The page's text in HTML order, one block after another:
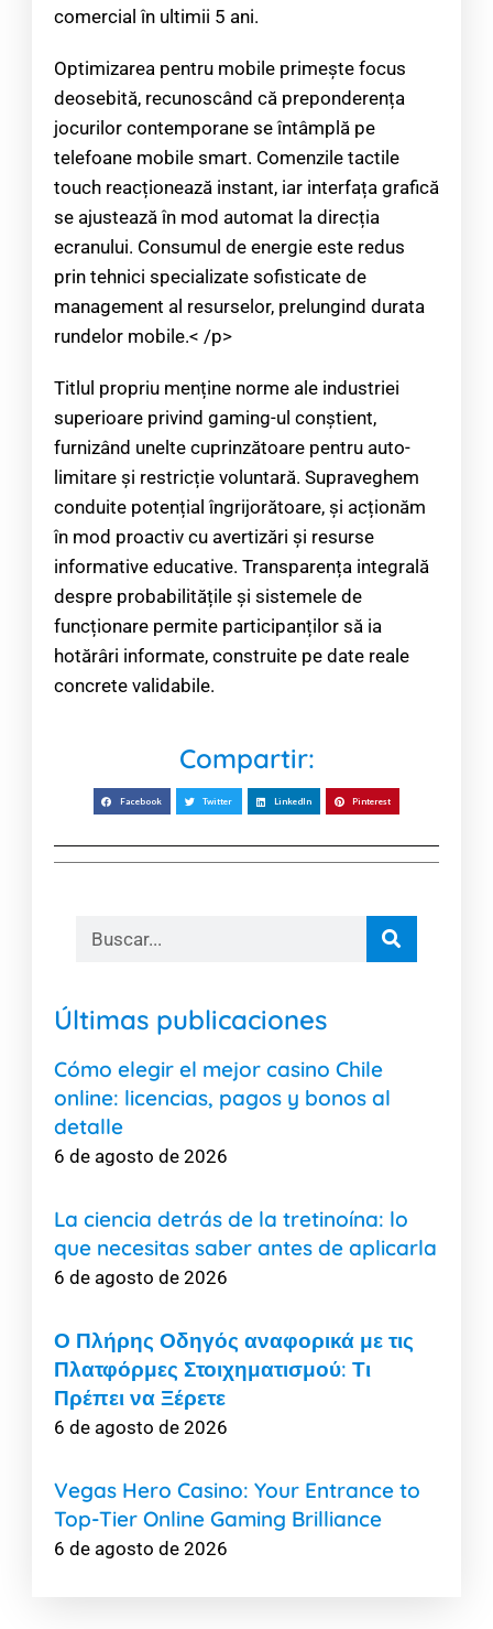
comercial în ultimii 5 ani.
Optimizarea pentru mobile primește focus
deosebită, recunoscând că preponderența
jocurilor contemporane se întâmplă pe
telefoane mobile smart. Comenzile tactile
touch reacționează instant, iar interfața grafică
se ajustează în mod automat la direcția
ecranului. Consumul de energie este redus
prin tehnici specializate sofisticate de
management al resurselor, prelungind durata
rundelor mobile.< /p>
Titlul propriu menține norme ale industriei
superioare privind gaming-ul conștient,
furnizând unelte cuprinzătoare pentru auto-
limitare și restricție voluntară. Supraveghem
conduite potențial îngrijorătoare, și acționăm
în mod proactiv cu avertizări și resurse
informative educative. Transparența integrală
despre probabilitățile și sistemele de
funcționare permite participanților să ia
hotărâri informate, construite pe date reale
concrete validabile.
Compartir:
Facebook Twitter LinkedIn Pinterest
Últimas publicaciones
Cómo elegir el mejor casino Chile
online: licencias, pagos y bonos al
detalle
6 de agosto de 2026
La ciencia detrás de la tretinoína: lo
que necesitas saber antes de aplicarla
6 de agosto de 2026
Ο Πλήρης Οδηγός αναφορικά με τις
Πλατφόρμες Στοιχηματισμού: Τι
Πρέπει να Ξέρετε
6 de agosto de 2026
Vegas Hero Casino: Your Entrance to
Top-Tier Online Gaming Brilliance
6 de agosto de 2026